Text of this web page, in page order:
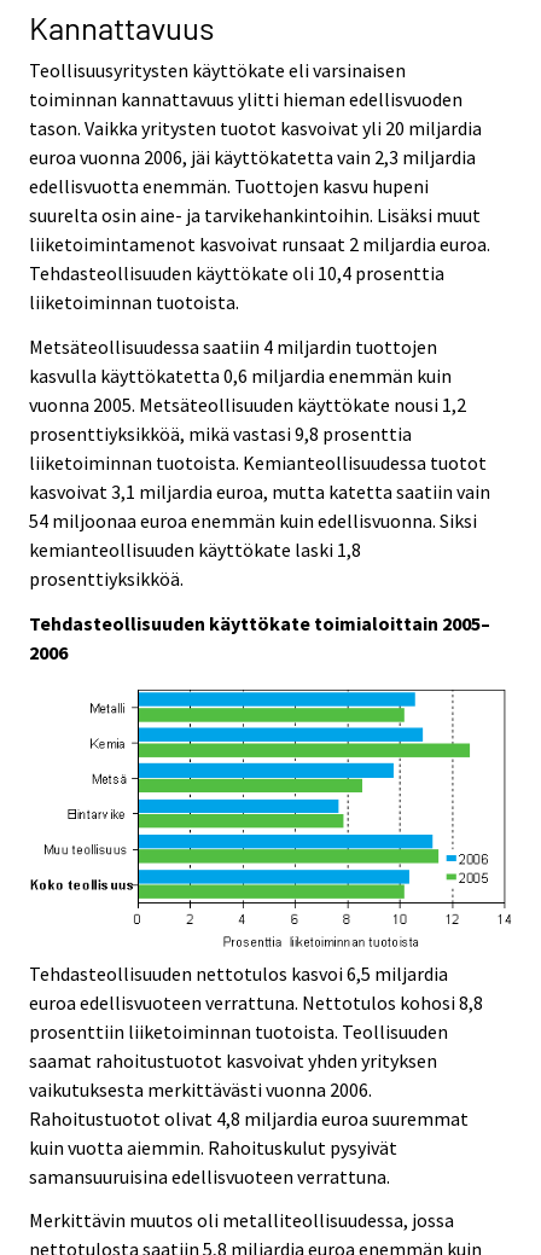
Kannattavuus
Teollisuusyritysten käyttökate eli varsinaisen
toiminnan kannattavuus ylitti hieman edellisvuoden
tason. Vaikka yritysten tuotot kasvoivat yli 20 miljardia
euroa vuonna 2006, jäi käyttökatetta vain 2,3 miljardia
edellisvuotta enemmän. Tuottojen kasvu hupeni
suurelta osin aine- ja tarvikehankintoihin. Lisäksi muut
liiketoimintamenot kasvoivat runsaat 2 miljardia euroa.
Tehdasteollisuuden käyttökate oli 10,4 prosenttia
liiketoiminnan tuotoista.
Metsäteollisuudessa saatiin 4 miljardin tuottojen
kasvulla käyttökatetta 0,6 miljardia enemmän kuin
vuonna 2005. Metsäteollisuuden käyttökate nousi 1,2
prosenttiyksikköä, mikä vastasi 9,8 prosenttia
liiketoiminnan tuotoista. Kemianteollisuudessa tuotot
kasvoivat 3,1 miljardia euroa, mutta katetta saatiin vain
54 miljoonaa euroa enemmän kuin edellisvuonna. Siksi
kemianteollisuuden käyttökate laski 1,8
prosenttiyksikköä.
Tehdasteollisuuden käyttökate toimialoittain 2005–
2006
Tehdasteollisuuden nettotulos kasvoi 6,5 miljardia
euroa edellisvuoteen verrattuna. Nettotulos kohosi 8,8
prosenttiin liiketoiminnan tuotoista. Teollisuuden
saamat rahoitustuotot kasvoivat yhden yrityksen
vaikutuksesta merkittävästi vuonna 2006.
Rahoitustuotot olivat 4,8 miljardia euroa suuremmat
kuin vuotta aiemmin. Rahoituskulut pysyivät
samansuuruisina edellisvuoteen verrattuna.
Merkittävin muutos oli metalliteollisuudessa, jossa
nettotulosta saatiin 5,8 miljardia euroa enemmän kuin